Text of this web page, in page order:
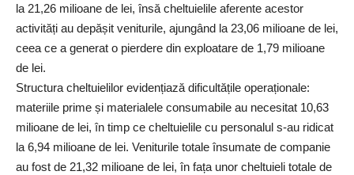
la 21,26 milioane de lei, însă cheltuielile aferente acestor
activități au depășit veniturile, ajungând la 23,06 milioane de lei,
ceea ce a generat o pierdere din exploatare de 1,79 milioane
de lei.
Structura cheltuielilor evidențiază dificultățile operaționale:
materiile prime și materialele consumabile au necesitat 10,63
milioane de lei, în timp ce cheltuielile cu personalul s-au ridicat
la 6,94 milioane de lei. Veniturile totale însumate de companie
au fost de 21,32 milioane de lei, în fața unor cheltuieli totale de